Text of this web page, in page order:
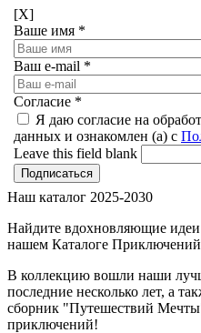
[X]
Ваше имя *
Ваш e-mail *
Согласие *
Я даю согласие на
данных и ознакомлен (а) с
Leave this field blank
Наш каталог 2025-2030
Найдите вдохновляющие
нашем Каталоге
В коллекцию вошли наши
последние несколько лет, а
сборник "Путешествий
приключений!